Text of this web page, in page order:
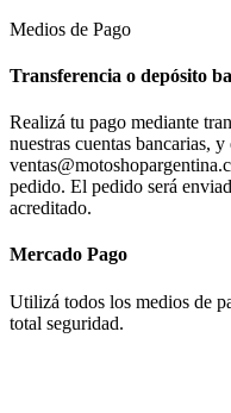
Medios de Pago
Transferencia o depósito
Realizá tu pago mediante
nuestras cuentas bancarias,
pedido. El pedido será
acreditado.
Mercado Pago
Utilizá todos los medios de
total seguridad.